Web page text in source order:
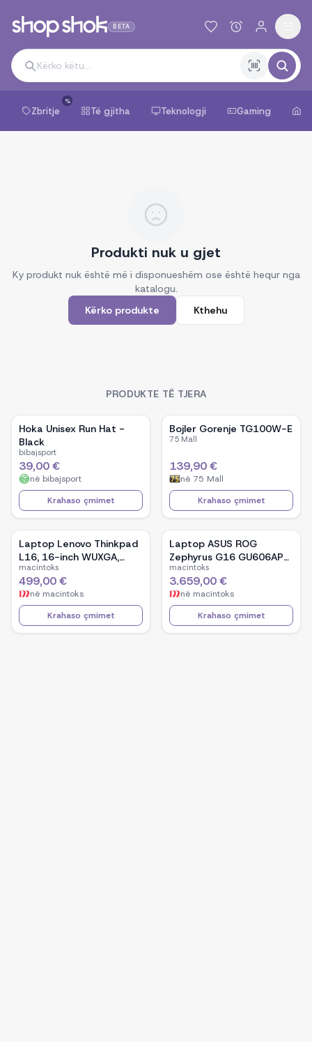
BETA
Zbritje
%
Të gjitha Teknologji Gaming
Produkti nuk u gjet
Ky produkt nuk është më i disponueshëm ose është hequr nga
katalogu.
Kërko produkte
Kthehu
PRODUKTE TË TJERA
Hoka Unisex Run Hat -
Black
bibajsport
39,00 €
në bibajsport
Krahaso çmimet
Bojler Gorenje TG100W-E
75 Mall
139,90 €
në 75 Mall
Krahaso çmimet
Laptop Lenovo Thinkpad
L16, 16-inch WUXGA,
AMD Ryzen 5 Pro-7535U,
16GB Ram DDR5, 512GB
SSD - Black
macintoks
499,00 €
në macintoks
Krahaso çmimet
Laptop ASUS ROG
Zephyrus G16 GU606AP-
TB039W, 16-inch OLED,
Intel Core Ultra 9 386H,
NVIDIA GeForce RTX
5070, 32GB RAM, 1TB
SSD, Windows 11 - White
macintoks
3.659,00 €
në macintoks
Krahaso çmimet